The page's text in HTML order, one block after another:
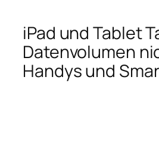
iPad und Tablet
Datenvolumen
Handys und